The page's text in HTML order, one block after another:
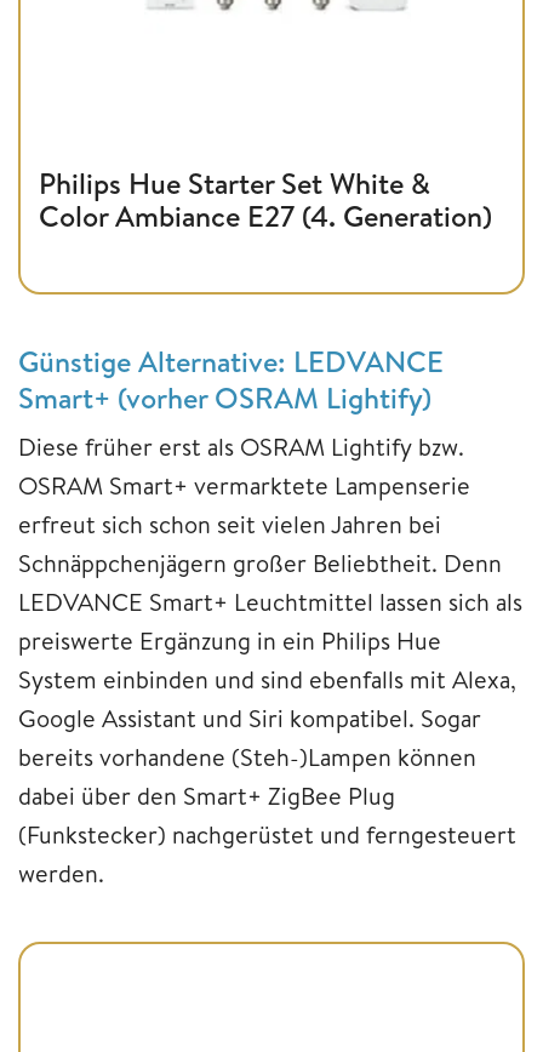
Philips Hue Starter Set White &
Color Ambiance E27 (4. Generation)
Günstige Alternative: LEDVANCE
Smart+ (vorher OSRAM Lightify)
Diese früher erst als OSRAM Lightify bzw.
OSRAM Smart+ vermarktete Lampenserie
erfreut sich schon seit vielen Jahren bei
Schnäppchenjägern großer Beliebtheit. Denn
LEDVANCE Smart+ Leuchtmittel lassen sich als
preiswerte Ergänzung in ein Philips Hue
System einbinden und sind ebenfalls mit Alexa,
Google Assistant und Siri kompatibel. Sogar
bereits vorhandene (Steh-)Lampen können
dabei über den Smart+ ZigBee Plug
(Funkstecker) nachgerüstet und ferngesteuert
werden.